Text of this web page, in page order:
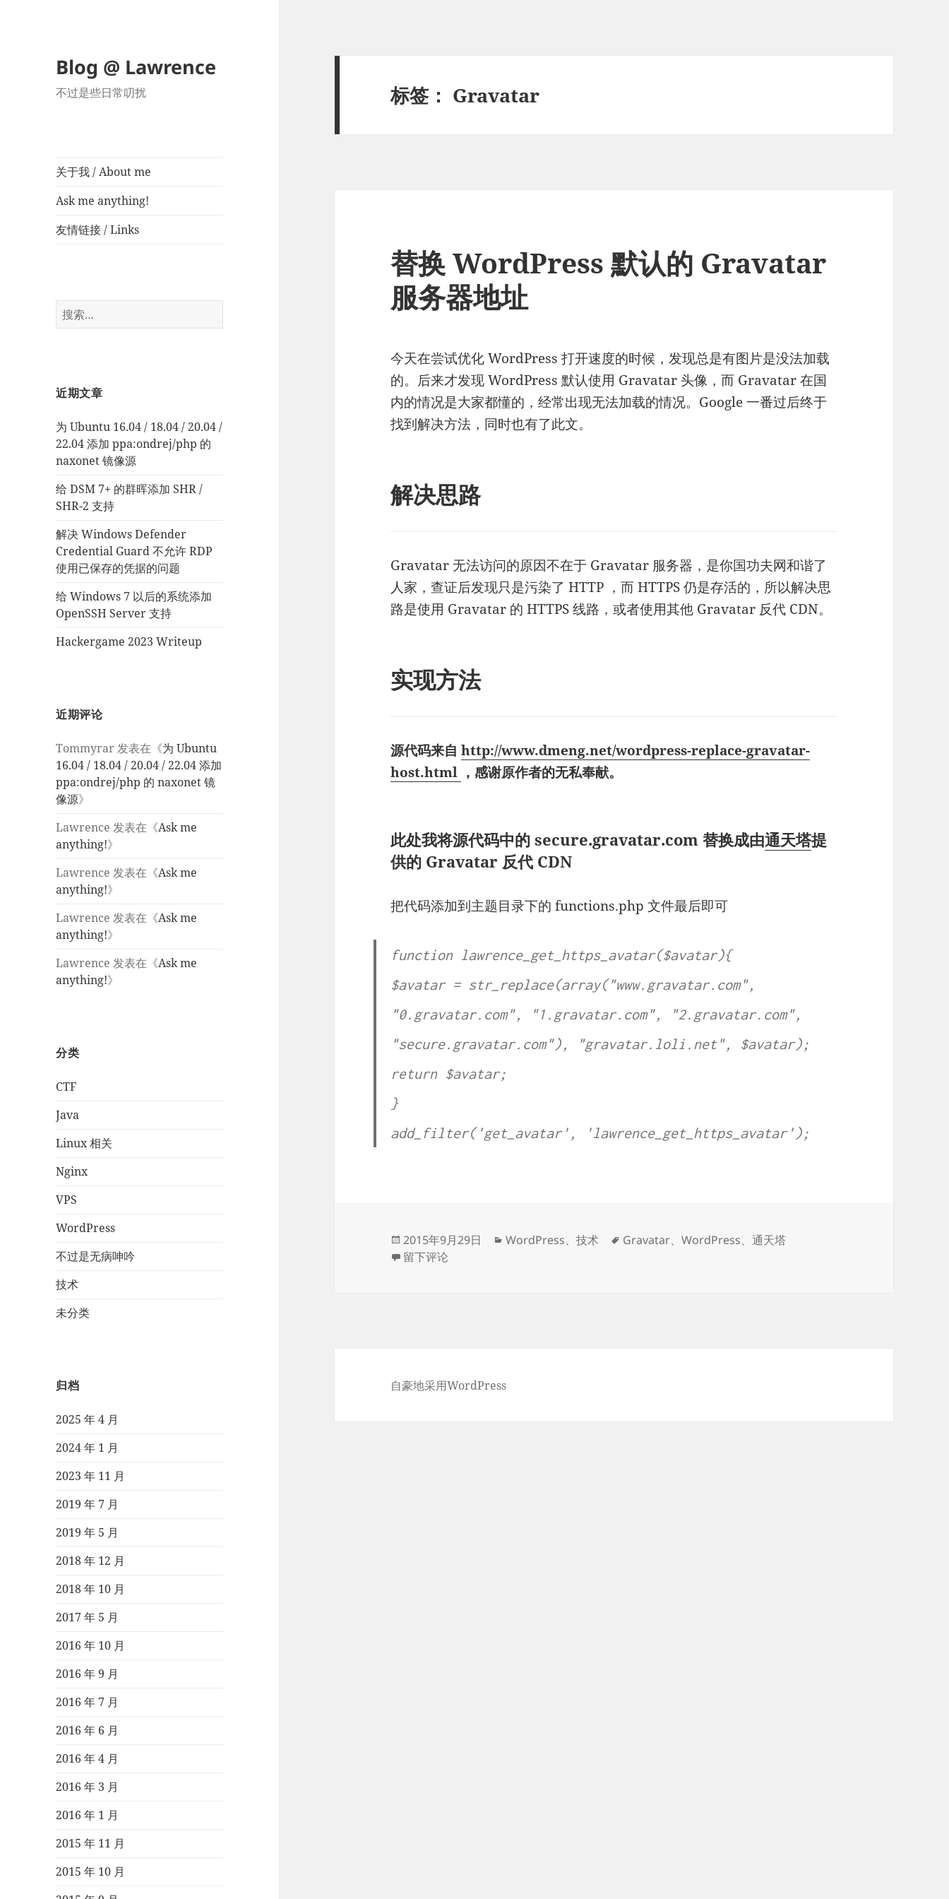
Blog @ Lawrence
不过是些日常叨扰
关于我 / About me
Ask me anything!
友情链接 / Links
搜
索：
近期文章
为 Ubuntu 16.04 / 18.04 / 20.04 /
22.04 添加 ppa:ondrej/php 的
naxonet 镜像源
给 DSM 7+ 的群晖添加 SHR /
SHR-2 支持
解决 Windows Defender
Credential Guard 不允许 RDP
使用已保存的凭据的问题
给 Windows 7 以后的系统添加
OpenSSH Server 支持
Hackergame 2023 Writeup
近期评论
Tommyrar 发表在《为 Ubuntu
16.04 / 18.04 / 20.04 / 22.04 添加
ppa:ondrej/php 的 naxonet 镜
像源》
Lawrence 发表在《Ask me
anything!》
Lawrence 发表在《Ask me
anything!》
Lawrence 发表在《Ask me
anything!》
Lawrence 发表在《Ask me
anything!》
分类
CTF
Java
Linux 相关
Nginx
VPS
WordPress
不过是无病呻吟
技术
未分类
归档
2025 年 4 月
2024 年 1 月
2023 年 11 月
2019 年 7 月
2019 年 5 月
2018 年 12 月
2018 年 10 月
2017 年 5 月
2016 年 10 月
2016 年 9 月
2016 年 7 月
2016 年 6 月
2016 年 4 月
2016 年 3 月
2016 年 1 月
2015 年 11 月
2015 年 10 月
标签： Gravatar
替换 WordPress 默认的 Gravatar
服务器地址
今天在尝试优化 WordPress 打开速度的时候，发现总是有图片是没法加载
的。后来才发现 WordPress 默认使用 Gravatar 头像，而 Gravatar 在国
内的情况是大家都懂的，经常出现无法加载的情况。Google 一番过后终于
找到解决方法，同时也有了此文。
解决思路
Gravatar 无法访问的原因不在于 Gravatar 服务器，是你国功夫网和谐了
人家，查证后发现只是污染了 HTTP ，而 HTTPS 仍是存活的，所以解决思
路是使用 Gravatar 的 HTTPS 线路，或者使用其他 Gravatar 反代 CDN。
实现方法
源代码来自http://www.dmeng.net/wordpress-replace-gravatar-
host.html ，感谢原作者的无私奉献。
此处我将源代码中的 secure.gravatar.com 替换成由通天塔提
供的 Gravatar 反代 CDN
把代码添加到主题目录下的 functions.php 文件最后即可
function lawrence_get_https_avatar($avatar){
$avatar = str_replace(array("www.gravatar.com",
"0.gravatar.com", "1.gravatar.com", "2.gravatar.com",
"secure.gravatar.com"), "gravatar.loli.net", $avatar);
return $avatar;
}
add_filter('get_avatar', 'lawrence_get_https_avatar');
发
布
2015年9月29日
分
WordPress、技术
标
Gravatar、WordPress、通天塔
于替换 WordPress 默认的 Gravatar 服务器地址
留下评论
自豪地采用WordPress